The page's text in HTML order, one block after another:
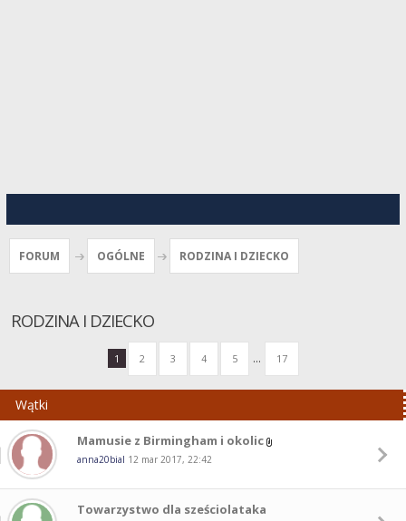
FORUM OGÓLNE RODZINA I DZIECKO
RODZINA I DZIECKO
1 2 3 4 5 ... 17
Wątki
Mamusie z Birmingham i okolic
anna20bial 12 mar 2017, 22:42
Towarzystwo dla sześciolataka